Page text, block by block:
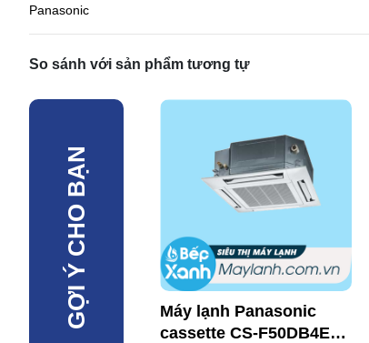
Panasonic
So sánh với sản phẩm tương tự
GỢI Ý CHO BẠN
Máy lạnh Panasonic
cassette CS-F50DB4E5